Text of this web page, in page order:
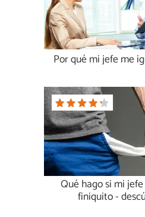
Por qué mi jefe me
Qué hago si mi
finiquito -